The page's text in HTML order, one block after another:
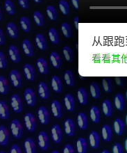
从跟
看看其